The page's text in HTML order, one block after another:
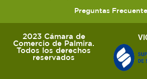
Preguntas
2023 Cámara de
Comercio de Palmira.
Todos los derechos
reservados